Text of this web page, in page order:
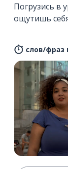
Погрузись в
ощутишь
слов/фраз